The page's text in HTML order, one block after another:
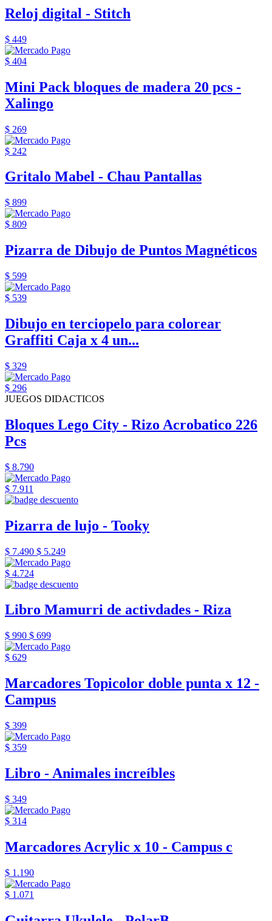
Reloj digital - Stitch
$ 449
$ 404
Mini Pack bloques de madera 20 pcs -
Xalingo
$ 269
$ 242
Gritalo Mabel - Chau Pantallas
$ 899
$ 809
Pizarra de Dibujo de Puntos Magnéticos
$ 599
$ 539
Dibujo en terciopelo para colorear
Graffiti Caja x 4 un...
$ 329
$ 296
JUEGOS DIDACTICOS
Bloques Lego City - Rizo Acrobatico 226
Pcs
$ 8.790
$ 7.911
Pizarra de lujo - Tooky
$ 7.490 $ 5.249
$ 4.724
Libro Mamurri de activdades - Riza
$ 990 $ 699
$ 629
Marcadores Topicolor doble punta x 12 -
Campus
$ 399
$ 359
Libro - Animales increíbles
$ 349
$ 314
Marcadores Acrylic x 10 - Campus c
$ 1.190
$ 1.071